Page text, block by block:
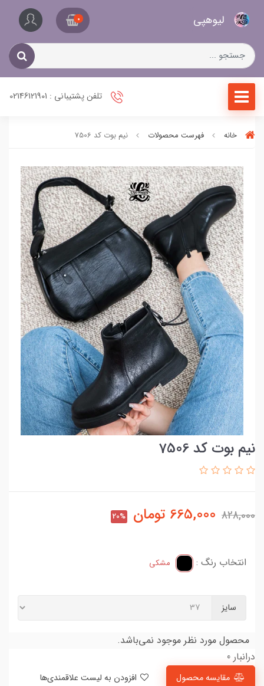
لیو‌هپی 0
تلفن پشتیبانی : 02146121901
خانه فهرست محصولات نیم بوت کد 7506
نیم بوت کد 7506
828,000
665,000 تومان 20%
انتخاب رنگ : مشکی
سایز
محصول مورد نظر موجود نمی‌باشد.
درانبار 0
مقایسه محصول